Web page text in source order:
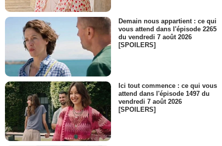
Demain nous appartient : ce qui
vous attend dans l'épisode 2265
du vendredi 7 août 2026
[SPOILERS]
Ici tout commence : ce qui vous
attend dans l'épisode 1497 du
vendredi 7 août 2026
[SPOILERS]